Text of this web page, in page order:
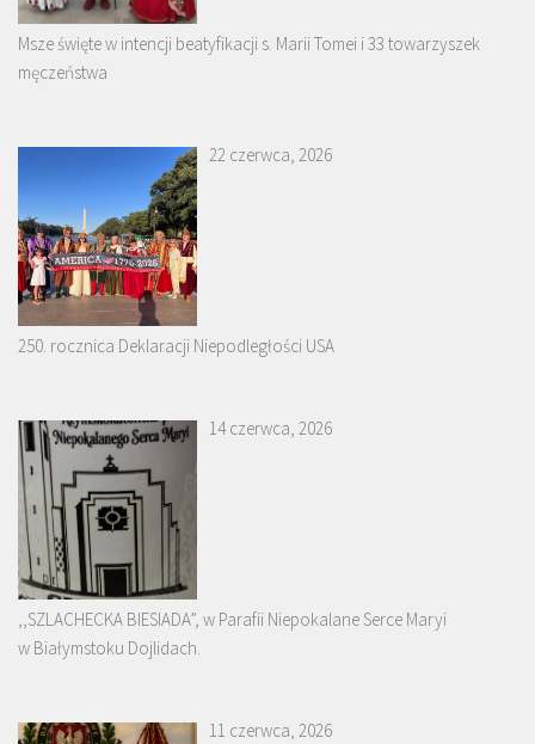
Msze święte w intencji beatyfikacji s. Marii Tomei i 33 towarzyszek
męczeństwa
22 czerwca, 2026
250. rocznica Deklaracji Niepodległości USA
14 czerwca, 2026
,,SZLACHECKA BIESIADA”, w Parafii Niepokalane Serce Maryi
w Białymstoku Dojlidach.
11 czerwca, 2026